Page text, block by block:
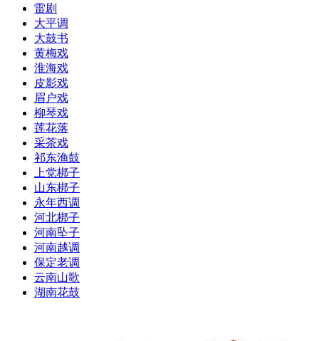
雷剧
大平调
大鼓书
黄梅戏
淮海戏
皮影戏
眉户戏
柳琴戏
莲花落
采茶戏
祁东渔鼓
上党梆子
山东梆子
永年西调
河北梆子
河南坠子
河南越调
保定老调
云南山歌
湖南花鼓